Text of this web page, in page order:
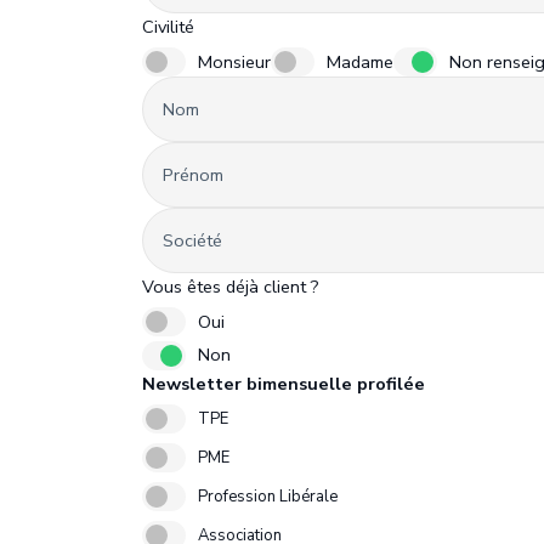
Monsieur Madame Non
Civilité
Nom
Prénom
Société
Oui
Non
Vous êtes déjà client ?
TPE
PME
Profession Libérale
Association
Newsletter bimensuelle profilée